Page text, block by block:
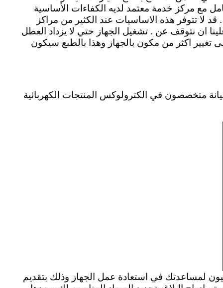
مع مركز خدمة معتمد لديه الكفاءات الأساسية
لا تتوفر هذه الاساسيات عند الكثير من مراكز
ان نتوقف عن . تشغيل الجهاز حتي لا يزداد العطل
تغيير اكثر من مكون بالجهاز وهذا بالطبع سيكون
متخصصون في الكترولوكس المنتجات الكهربائية
لمساعدتك في استعادة عمل الجهاز وذلك بتقديم